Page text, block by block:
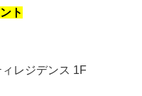
ト
ィレジデンス 1F